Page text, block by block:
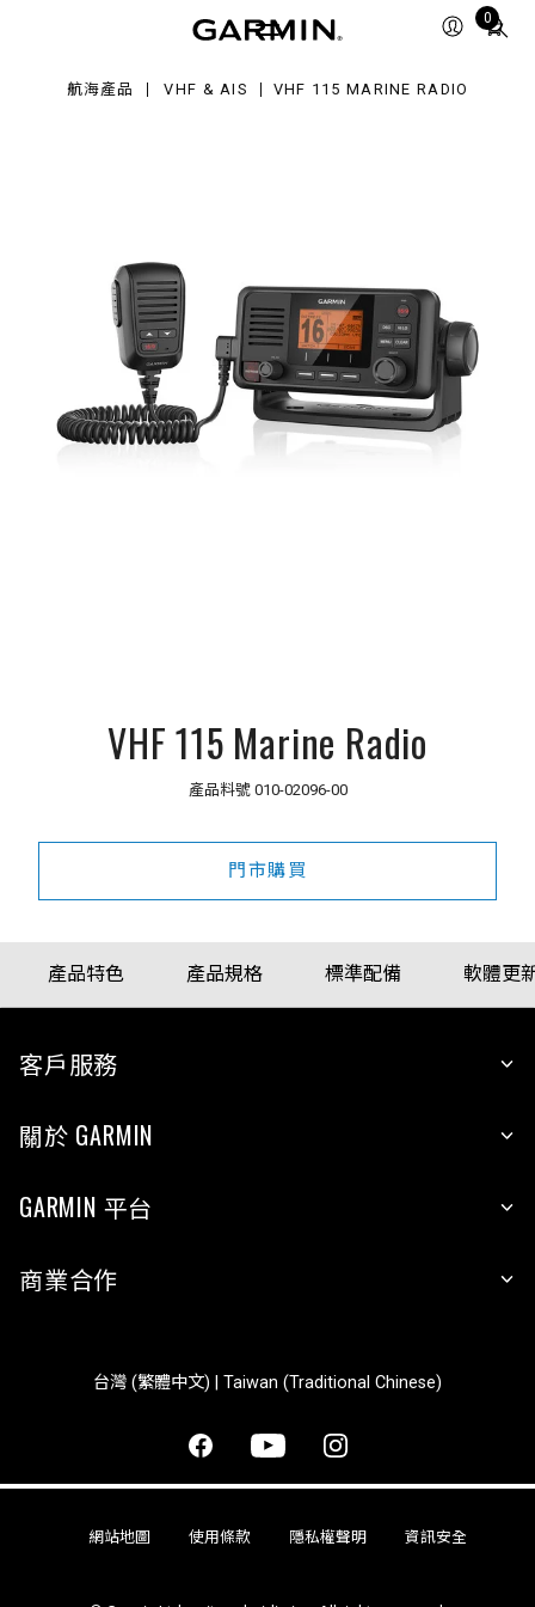
0
Total
航海產品 VHF & AIS VHF 115 MARINE RADIO
VHF 115 Marine Radio
產品料號 010-02096-00
門市購買
產品特色 產品規格 標準配備 軟體更
客戶服務
關於 GARMIN
GARMIN 平台
商業合作
台灣 (繁體中文) | Taiwan (Traditional Chinese)
網站地圖 使用條款 隱私權聲明 資訊安全